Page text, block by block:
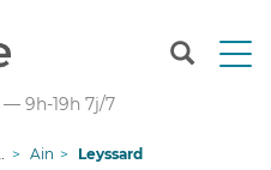
T
— 9h-19h 7j/7
Ain Leyssard